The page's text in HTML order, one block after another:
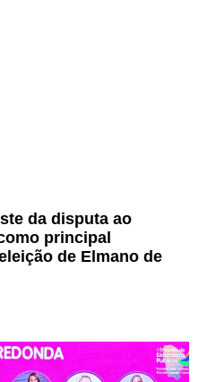
da disputa ao
principal
de Elmano de